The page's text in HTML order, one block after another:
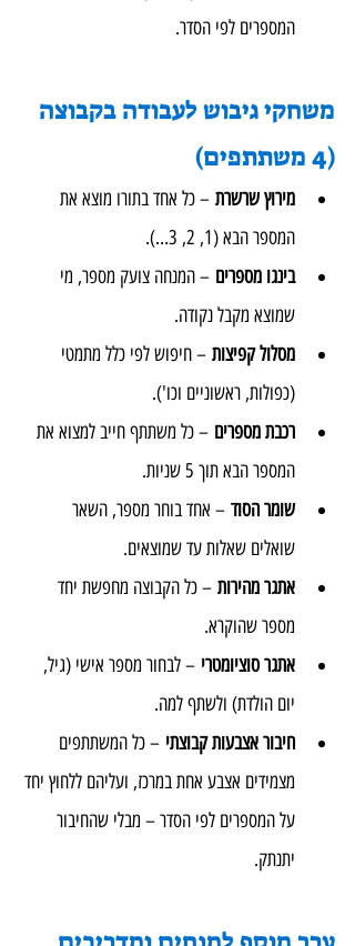
המספרים לפי הסדר.
משחקי גיבוש לעבודה בקבוצה
(4 משתתפים)
מירוץ שרשרת – כל אחד בתורו מוצא את
המספר הבא (1, 2, 3…).
בינגו מספרים – המנחה צועק מספר, מי
שמוצא מקבל נקודה.
מסלול קפיצות – חיפוש לפי כלל מתמטי
(כפולות, ראשוניים וכו').
רכבת מספרים – כל משתתף חייב למצוא את
המספר הבא תוך 5 שניות.
שומר הסוד – אחד בוחר מספר, השאר
שואלים שאלות עד שמוצאים.
אתגר מהירות – כל הקבוצה מחפשת יחד
מספר שהוקרא.
אתגר סוציומטרי – לבחור מספר אישי (גיל,
יום הולדת) ולשתף למה.
חיבור אצבעות קבוצתי – כל המשתתפים
מצמידים אצבע אחת במרכז, ועליהם ללחוץ יחד
על המספרים לפי הסדר – מבלי שהחיבור
יתנתק.